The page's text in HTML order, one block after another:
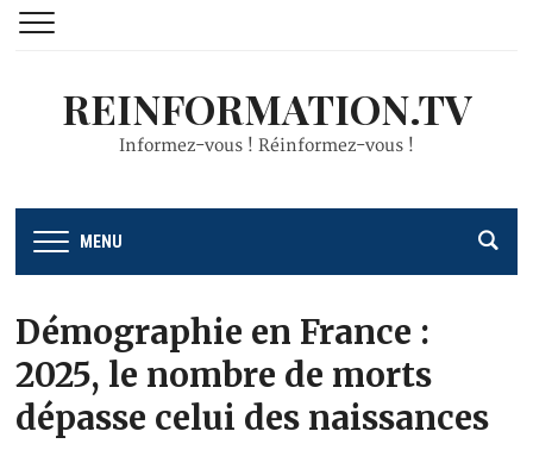
REINFORMATION.TV
Informez-vous ! Réinformez-vous !
MENU
Démographie en France :
2025, le nombre de morts
dépasse celui des naissances